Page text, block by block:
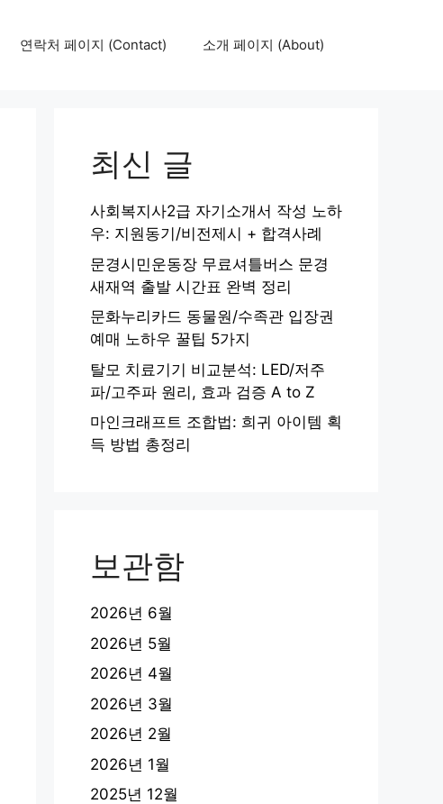
연락처 페이지 (Contact) 소개 페이지 (About)
최신 글
사회복지사2급 자기소개서 작성 노하
우: 지원동기/비전제시 + 합격사례
문경시민운동장 무료셔틀버스 문경
새재역 출발 시간표 완벽 정리
문화누리카드 동물원/수족관 입장권
예매 노하우 꿀팁 5가지
탈모 치료기기 비교분석: LED/저주
파/고주파 원리, 효과 검증 A to Z
마인크래프트 조합법: 희귀 아이템 획
득 방법 총정리
보관함
2026년 6월
2026년 5월
2026년 4월
2026년 3월
2026년 2월
2026년 1월
2025년 12월